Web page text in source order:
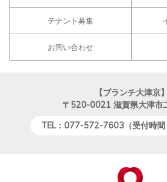
テナント募集
お問い合わせ
【ブランチ大津京】
〒520-0021 滋賀県大津市
TEL：077-572-7603（受付時間